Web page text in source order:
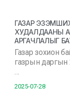
ГАЗАР
ХУДАЛДААНЫ
АРГАЧЛАЛЫГ
Газар зохион
газрын
…
2025-07-28